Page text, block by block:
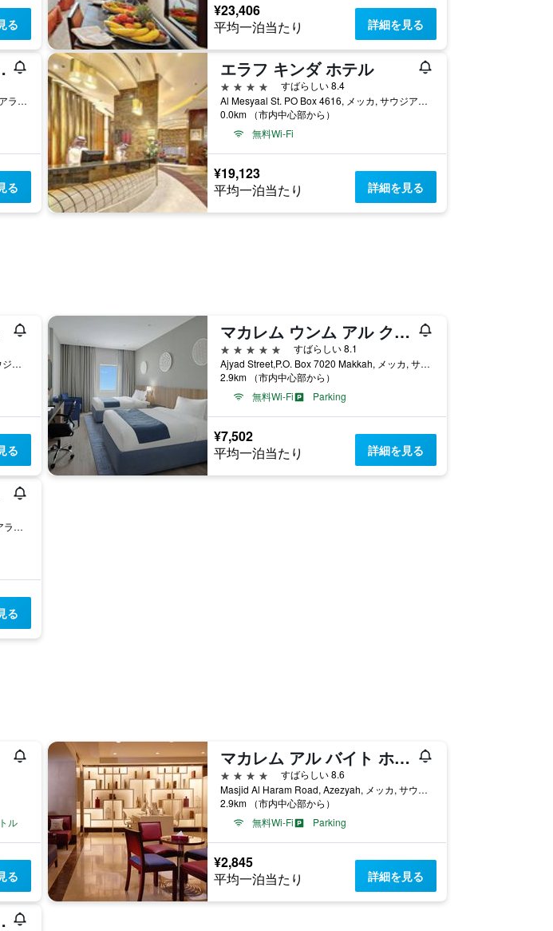
る
¥23,406
平均一泊当たり 詳細を見る
テル
3414 Umm Al Qura, Jarwal, メッカ, サウジアラビア
る
エラフ キンダ ホテル
4つ星
すばらしい 8.4
Al Mesyaal St. PO Box 4616, メッカ, サウジアラビア
0.0km （市内中心部から）
無料Wi-Fi
¥19,123
平均一泊当たり 詳細を見る
Ajyad Street, Ar Rawabi, 7869, メッカ, サウジアラビア
る
マカレム ウンム アル クラ ホテル
5つ星
すばらしい 8.1
Ajyad Street,P.O. Box 7020 Makkah, メッカ, サウジアラビア
2.9km （市内中心部から）
無料Wi-Fi
Parking
¥7,502
平均一泊当たり 詳細を見る
P.O Box 9991 Kudai Road, メッカ, サウジアラビア
る
ル
る
マカレム アル バイト ホテル
4つ星
すばらしい 8.6
Masjid Al Haram Road, Azezyah, メッカ, サウジアラビア
2.9km （市内中心部から）
無料Wi-Fi
Parking
¥2,845
平均一泊当たり 詳細を見る
ホテル